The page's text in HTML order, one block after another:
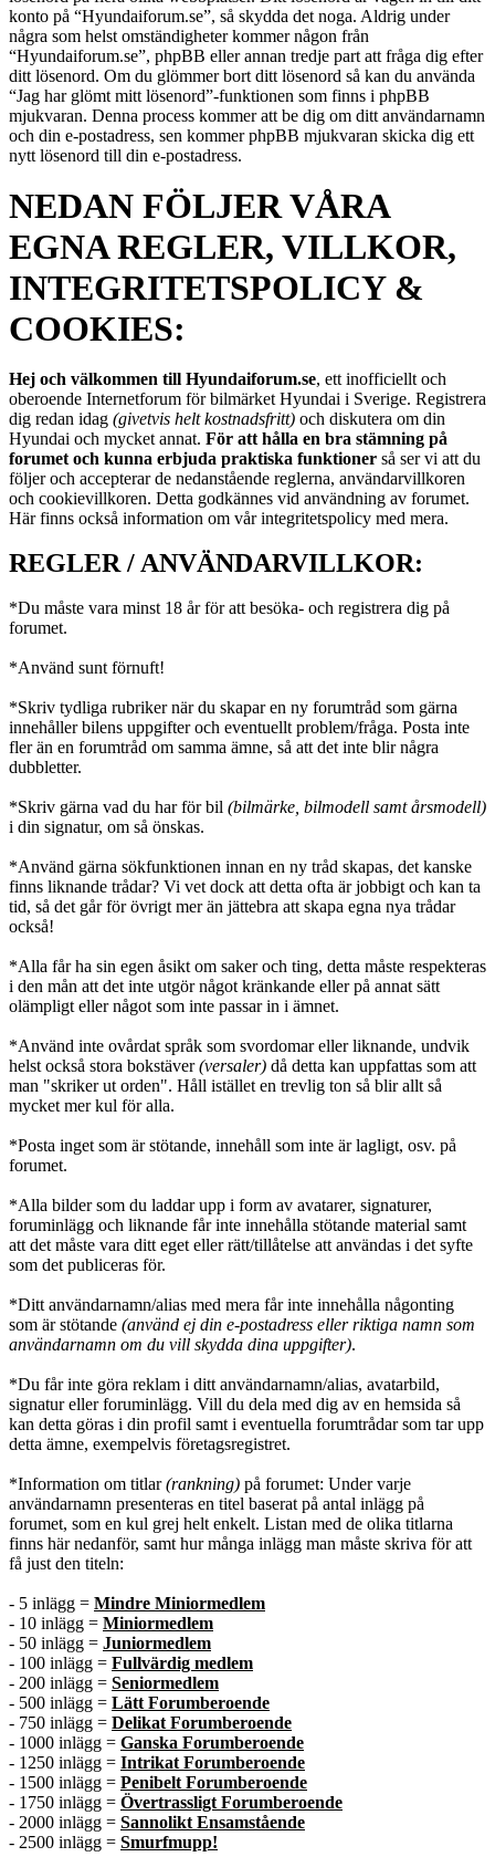
konto på “Hyundaiforum.se”, så skydda det noga. Aldrig under
några som helst omständigheter kommer någon från
“Hyundaiforum.se”, phpBB eller annan tredje part att fråga dig efter
ditt lösenord. Om du glömmer bort ditt lösenord så kan du använda
“Jag har glömt mitt lösenord”-funktionen som finns i phpBB
mjukvaran. Denna process kommer att be dig om ditt användarnamn
och din e-postadress, sen kommer phpBB mjukvaran skicka dig ett
nytt lösenord till din e-postadress.
NEDAN FÖLJER VÅRA
EGNA REGLER, VILLKOR,
INTEGRITETSPOLICY &
COOKIES:
Hej och välkommen till Hyundaiforum.se, ett inofficiellt och
oberoende Internetforum för bilmärket Hyundai i Sverige. Registrera
dig redan idag (givetvis helt kostnadsfritt) och diskutera om din
Hyundai och mycket annat. För att hålla en bra stämning på
forumet och kunna erbjuda praktiska funktioner så ser vi att du
följer och accepterar de nedanstående reglerna, användarvillkoren
och cookievillkoren. Detta godkännes vid användning av forumet.
Här finns också information om vår integritetspolicy med mera.
REGLER / ANVÄNDARVILLKOR:
*Du måste vara minst 18 år för att besöka- och registrera dig på
forumet.
*Använd sunt förnuft!
*Skriv tydliga rubriker när du skapar en ny forumtråd som gärna
innehåller bilens uppgifter och eventuellt problem/fråga. Posta inte
fler än en forumtråd om samma ämne, så att det inte blir några
dubbletter.
*Skriv gärna vad du har för bil (bilmärke, bilmodell samt årsmodell)
i din signatur, om så önskas.
*Använd gärna sökfunktionen innan en ny tråd skapas, det kanske
finns liknande trådar? Vi vet dock att detta ofta är jobbigt och kan ta
tid, så det går för övrigt mer än jättebra att skapa egna nya trådar
också!
*Alla får ha sin egen åsikt om saker och ting, detta måste respekteras
i den mån att det inte utgör något kränkande eller på annat sätt
olämpligt eller något som inte passar in i ämnet.
*Använd inte ovårdat språk som svordomar eller liknande, undvik
helst också stora bokstäver(versaler) då detta kan uppfattas som att
man "skriker ut orden". Håll istället en trevlig ton så blir allt så
mycket mer kul för alla.
*Posta inget som är stötande, innehåll som inte är lagligt, osv. på
forumet.
*Alla bilder som du laddar upp i form av avatarer, signaturer,
foruminlägg och liknande får inte innehålla stötande material samt
att det måste vara ditt eget eller rätt/tillåtelse att användas i det syfte
som det publiceras för.
*Ditt användarnamn/alias med mera får inte innehålla någonting
som är stötande (använd ej din e-postadress eller riktiga namn som
användarnamn om du vill skydda dina uppgifter).
*Du får inte göra reklam i ditt användarnamn/alias, avatarbild,
signatur eller foruminlägg. Vill du dela med dig av en hemsida så
kan detta göras i din profil samt i eventuella forumtrådar som tar upp
detta ämne, exempelvis företagsregistret.
*Information om titlar(rankning) på forumet: Under varje
användarnamn presenteras en titel baserat på antal inlägg på
forumet, som en kul grej helt enkelt. Listan med de olika titlarna
finns här nedanför, samt hur många inlägg man måste skriva för att
få just den titeln:
- 5 inlägg = Mindre Miniormedlem
- 10 inlägg = Miniormedlem
- 50 inlägg = Juniormedlem
- 100 inlägg = Fullvärdig medlem
- 200 inlägg = Seniormedlem
- 500 inlägg = Lätt Forumberoende
- 750 inlägg = Delikat Forumberoende
- 1000 inlägg = Ganska Forumberoende
- 1250 inlägg = Intrikat Forumberoende
- 1500 inlägg = Penibelt Forumberoende
- 1750 inlägg = Övertrassligt Forumberoende
- 2000 inlägg = Sannolikt Ensamstående
- 2500 inlägg = Smurfmupp!